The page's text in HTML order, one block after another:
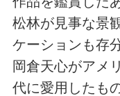
松林が見事な景
ケーションも存
岡倉天心がアメ
代に愛用したも